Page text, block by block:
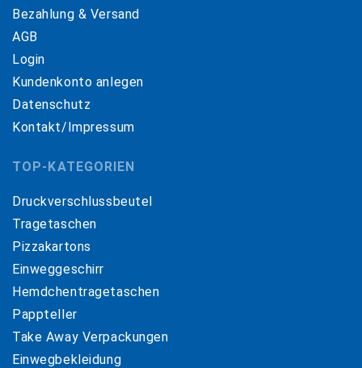
Bezahlung & Versand
AGB
Login
Kundenkonto anlegen
Datenschutz
Kontakt/Impressum
TOP-KATEGORIEN
Druckverschlussbeutel
Tragetaschen
Pizzakartons
Einweggeschirr
Hemdchentragetaschen
Pappteller
Take Away Verpackungen
Einwegbekleidung